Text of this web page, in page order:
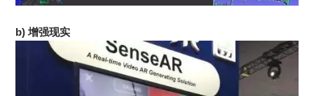
b) 增强现实